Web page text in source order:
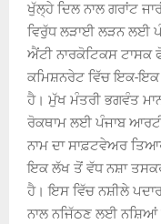
ਖੁੱਲ੍ਹੇ ਦਿਲ ਨਾਲ ਗਰਾਂਟ
ਵਿਰੁੱਧ ਲੜਾਈ ਲੜਨ ਲਈ
ਐਂਟੀ ਨਾਰਕੋਟਿਕਸ
ਕਮਿਸ਼ਨਰੇਟ ਵਿੱਚ ਇਕ-ਇਕ
ਹੈ। ਮੁੱਖ ਮੰਤਰੀ ਭਗਵੰਤ
ਰੋਕਥਾਮ ਲਈ ਪੰਜਾਬ
ਨਾਮ ਦਾ ਸਾਫ਼ਟਵੇਅਰ
ਇਕ ਲੱਖ ਤੋਂ ਵੱਧ ਨਸ਼ਾ
ਹੈ। ਇਸ ਵਿੱਚ ਨਸ਼ੀਲੇ
ਨਾਲ ਨਜਿੱਠਣ ਲਈ ਨਸ਼ਿਆਂ